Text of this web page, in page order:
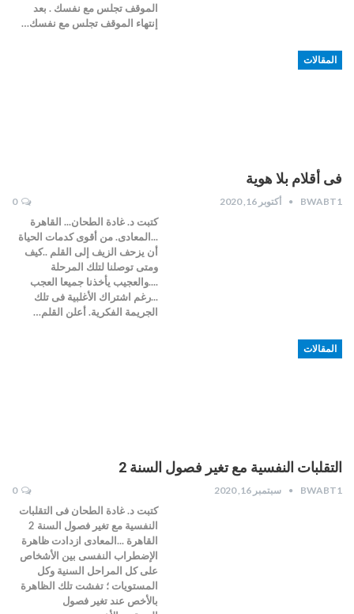
الموقف تجلس مع نفسك . بعد
إنتهاء الموقف تجلس مع نفسك…
المقالات
فى أقلام بلا هوية
BWABT1 أكتوبر 16, 2020 0
كتبت د. غادة الطحان... القاهرة
...المعادى. من أقوى كدمات الحياة
أن يزحف الزيف إلى القلم ..كيف
ومتى توصلنا لتلك المرحلة
....والعجيب يأخذنا جميعا العجب
...رغم اشتراك الأغلبية فى تلك
الجريمة الفكرية. أعلن القلم…
المقالات
التقلبات النفسية مع تغير فصول السنة 2
BWABT1 سبتمبر 16, 2020 0
كتبت د. غادة الطحان فى التقلبات
النفسية مع تغير فصول السنة 2
القاهرة ...المعادى ازدادت ظاهرة
الإضطراب النفسى بين الأشخاص
على كل المراحل السنية وكل
المستويات ؛ تفشت تلك الظاهرة
بالأخص عند تغير فصول